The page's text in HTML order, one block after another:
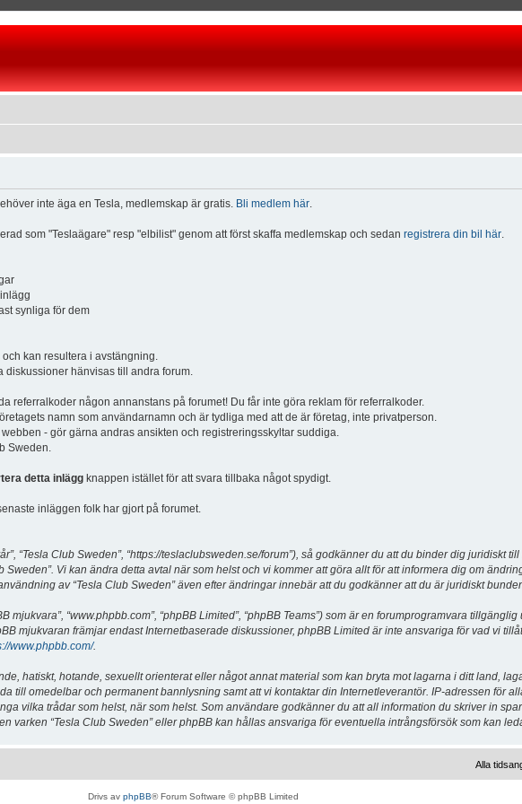
inte äga en Tesla, medlemskap är gratis. Bli medlem här.
som "Teslaägare" resp "elbilist" genom att först skaffa medlemskap och sedan registrera din bil här.
synliga för dem
kan resultera i avstängning.
diskussioner hänvisas till andra forum.
referralkoder någon annanstans på forumet! Du får inte göra reklam för referralkoder.
namn som användarnamn och är tydliga med att de är företag, inte privatperson.
- gör gärna andras ansikten och registreringsskyltar suddiga.
Sweden.
detta inlägg knappen istället för att svara tillbaka något spydigt.
inläggen folk har gjort på forumet.
“Tesla Club Sweden”, “https://teslaclubsweden.se/forum”), så godkänner du att du binder dig juridiskt
Vi kan ändra detta avtal när som helst och vi kommer att göra allt för att informera dig om
av “Tesla Club Sweden” även efter ändringar innebär att du godkänner att du är juridiskt
mjukvara”, “www.phpbb.com”, “phpBB Limited”, “phpBB Teams”) som är en forumprogramvara tillgänglig
mjukvaran främjar endast Internetbaserade diskussioner, phpBB Limited är inte ansvariga för vad vi
www.phpbb.com/.
hatiskt, hotande, sexuellt orienterat eller något annat material som kan bryta mot lagarna i ditt land,
till omedelbar och permanent bannlysning samt att vi kontaktar din Internetleverantör. IP-adressen för
vilka trådar som helst, när som helst. Som användare godkänner du att all information du skriver in
varken “Tesla Club Sweden” eller phpBB kan hållas ansvariga för eventuella intrångsförsök som kan
Alla
Drivs av phpBB® Forum Software © phpBB Limited